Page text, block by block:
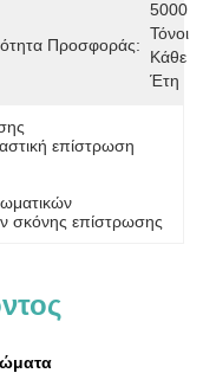
Προσφοράς:
5000
Τόνοι
Κάθε
Έτη
επίστρωση
σκόνης επίστρωσης